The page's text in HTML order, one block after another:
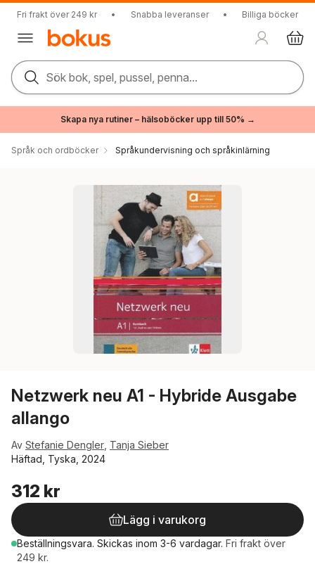
Fri frakt över 249 kr • Snabba leveranser • Billiga böcker
Sök bok, spel, pussel, penna...
Skapa nya rutiner – hälsoböcker upp till 50% →
Språk och ordböcker Språkundervisning och språkinlärning
Netzwerk neu A1 - Hybride Ausgabe
allango
Av Stefanie Dengler Tanja Sieber
Häftad, Tyska, 2024
312 kr
Lägg i varukorg
Beställningsvara. Skickas inom 3-6 vardagar. Fri frakt över
249 kr.